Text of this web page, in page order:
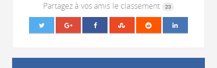
Partagez à vos amis le classement 23